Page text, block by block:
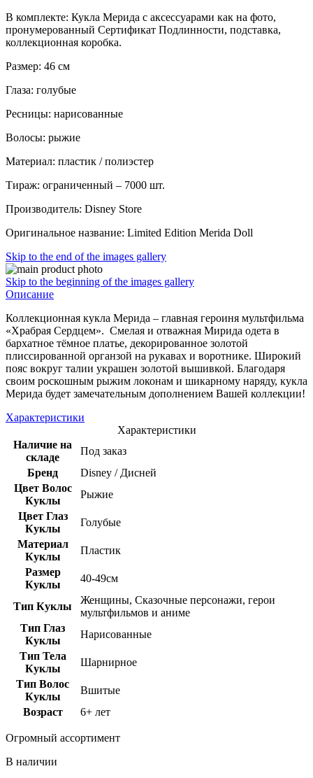
В комплекте: Кукла Мерида с аксессуарами как на фото,
пронумерованный Сертификат Подлинности, подставка,
коллекционная коробка.
Размер: 46 см
Глаза: голубые
Ресницы: нарисованные
Волосы: рыжие
Материал: пластик / полиэстер
Тираж: ограниченный – 7000 шт.
Производитель: Disney Store
Оригинальное название: Limited Edition Merida Doll
Skip to the end of the images gallery
Skip to the beginning of the images gallery
Описание
Коллекционная кукла Мерида – главная героиня мультфильма
«Храбрая Сердцем». Смелая и отважная Мирида одета в
бархатное тёмное платье, декорированное золотой
плиссированной органзой на рукавах и воротнике. Широкий
пояс вокруг талии украшен золотой вышивкой. Благодаря
своим роскошным рыжим локонам и шикарному наряду, кукла
Мерида будет замечательным дополнением Вашей коллекции!
Характеристики
Характеристики
Наличие на
складе
Под заказ
Бренд
Disney / Дисней
Цвет Волос
Куклы
Рыжие
Цвет Глаз
Куклы
Голубые
Материал
Куклы
Пластик
Размер
Куклы
40-49см
Тип Куклы
Женщины, Сказочные персонажи, герои
мультфильмов и аниме
Тип Глаз
Куклы
Нарисованные
Тип Тела
Куклы
Шарнирное
Тип Волос
Куклы
Вшитые
Возраст
6+ лет
Огромный ассортимент
В наличии